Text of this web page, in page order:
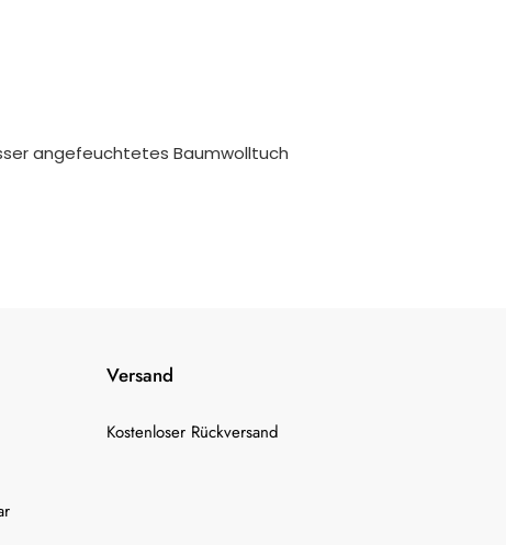
angefeuchtetes Baumwolltuch
Versand
Kostenloser Rückversand